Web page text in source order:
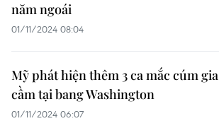
năm ngoái
01/11/2024 08:04
Mỹ phát hiện thêm 3 ca mắc cúm gia
cầm tại bang Washington
01/11/2024 06:07